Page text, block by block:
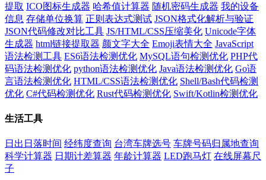
提取 ICO图标生成器 哈希值计算器 随机密码生成器 我的设备
信息 存储单位换算 正则表达式测试 JSON格式化解析与验证
JSON代码修改对比工具 JS/HTML/CSS压缩美化 Unicode字体
生成器 html链接提取器 颜文字大全 Emoji表情大全 JavaScript
语法检测工具 ES6语法检测优化 MySQL语句检测优化 PHP代
码语法检测优化 python语法检测优化 Java语法检测优化 Go语
言语法检测优化 HTML/CSS语法检测优化 Shell/Bash代码检测
优化 C#代码检测优化 Rust代码检测优化 Swift/Kotlin检测优化
生活工具
日出日落时间 经纬度查询 台湾车牌选号 车牌号码归属地查询
科学计算器 日期计差算器 年龄计算器 LED跑马灯 在线屏幕尺
子